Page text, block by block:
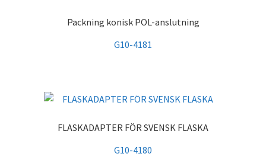
Packning konisk POL-anslutning
G10-4181
FLASKADAPTER FÖR SVENSK FLASKA
G10-4180